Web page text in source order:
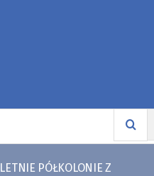
LETNIE PÓŁKOLONIE Z